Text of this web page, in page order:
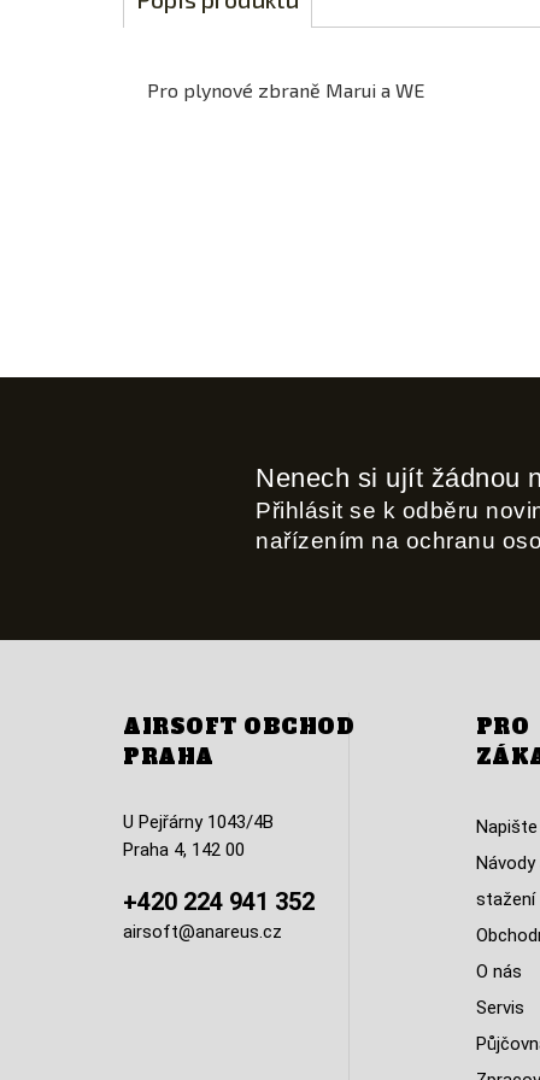
Pro plynové zbraně Marui a WE
Nenech si ujít žádnou
Přihlásit se k odběru
nařízením na ochranu
AIRSOFT OBCHOD
PRAHA
U Pejřárny 1043/4B
Praha 4, 142 00
+420 224 941 352
airsoft@anareus.cz
PRO
Návody
stažení
O nás
Servis